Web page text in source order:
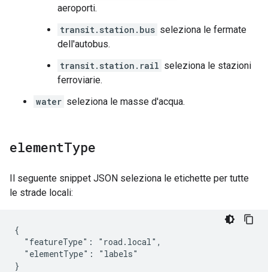
aeroporti.
transit.station.bus seleziona le fermate
dell'autobus.
transit.station.rail seleziona le stazioni
ferroviarie.
water seleziona le masse d'acqua.
elementType
Il seguente snippet JSON seleziona le etichette per tutte
le strade locali:
{
  "featureType": "road.local",
  "elementType": "labels"
}